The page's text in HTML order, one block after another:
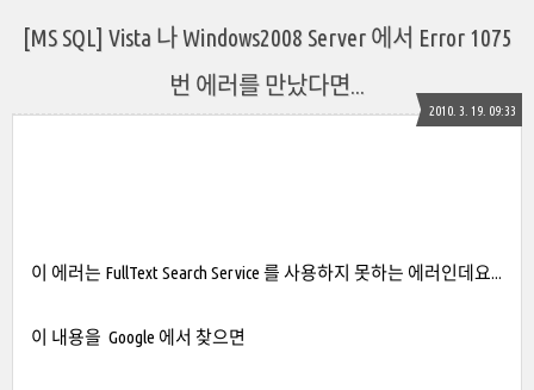
[MS SQL] Vista 나 Windows2008 Server 에서 Error 1075
번 에러를 만났다면...
2010. 3. 19. 09:33
이 에러는 FullText Search Service 를 사용하지 못하는 에러인데요...
이 내용을 Google 에서 찾으면